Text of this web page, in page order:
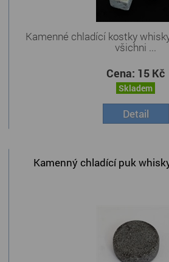
Kamenné chladící kostky
všichni ...
Cena: 15 Kč
Skladem
Detail
Kamenný chladící puk